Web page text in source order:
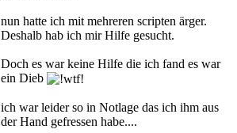
nun hatte ich mit mehreren scripten ärger.
Deshalb hab ich mir Hilfe gesucht.
Doch es war keine Hilfe die ich fand es war
ein Dieb
ich war leider so in Notlage das ich ihm aus
der Hand gefressen habe....